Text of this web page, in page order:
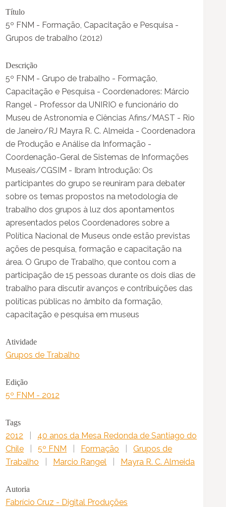
Título
5º FNM - Formação, Capacitação e Pesquisa -
Grupos de trabalho (2012)
Descrição
5º FNM - Grupo de trabalho - Formação,
Capacitação e Pesquisa - Coordenadores: Márcio
Rangel - Professor da UNIRIO e funcionário do
Museu de Astronomia e Ciências Afins/MAST - Rio
de Janeiro/RJ Mayra R. C. Almeida - Coordenadora
de Produção e Análise da Informação -
Coordenação-Geral de Sistemas de Informações
Museais/CGSIM - Ibram Introdução: Os
participantes do grupo se reuniram para debater
sobre os temas propostos na metodologia de
trabalho dos grupos à luz dos apontamentos
apresentados pelos Coordenadores sobre a
Política Nacional de Museus onde estão previstas
ações de pesquisa, formação e capacitação na
área. O Grupo de Trabalho, que contou com a
participação de 15 pessoas durante os dois dias de
trabalho para discutir avanços e contribuições das
políticas públicas no âmbito da formação,
capacitação e pesquisa em museus
Atividade
Grupos de Trabalho
Edição
5º FNM - 2012
Tags
2012
40 anos da Mesa Redonda de Santiago do
Chile
5º FNM Formação
Grupos de
Trabalho
Marcio Rangel Mayra R. C. Almeida
Autoria
Fabrício Cruz - Digital Produções